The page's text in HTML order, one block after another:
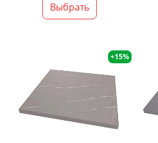
Выбрать
+15%